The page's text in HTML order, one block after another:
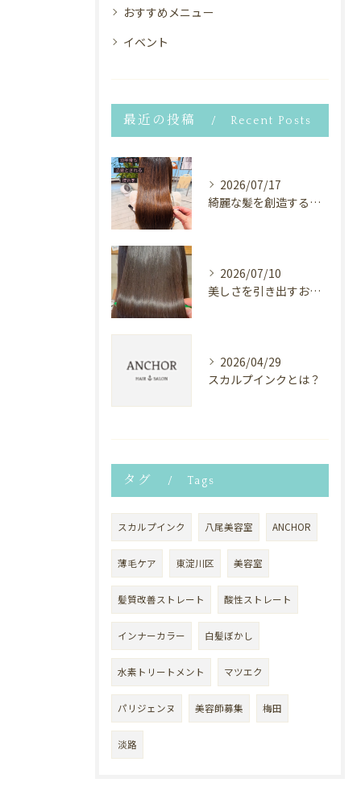
おすすめメニュー
イベント
最近の投稿 Recent Posts
2026/07/17
綺麗な髪を創造するヘアサロン⭐︎
2026/07/10
美しさを引き出すお手伝い✨
2026/04/29
スカルプインクとは？
タグ Tags
スカルプインク 八尾美容室 ANCHOR
薄毛ケア 東淀川区 美容室
髪質改善ストレート 酸性ストレート
インナーカラー 白髪ぼかし
水素トリートメント マツエク
パリジェンヌ 美容師募集 梅田
淡路